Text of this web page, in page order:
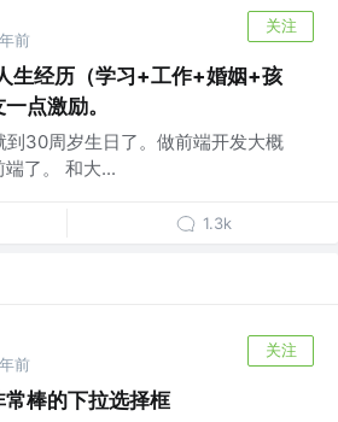
前
关注
生经历（学习+工作+婚姻+孩
点激励。
30周岁生日了。做前端开发大概
了。 和大...
1.3k
前
关注
棒的下拉选择框